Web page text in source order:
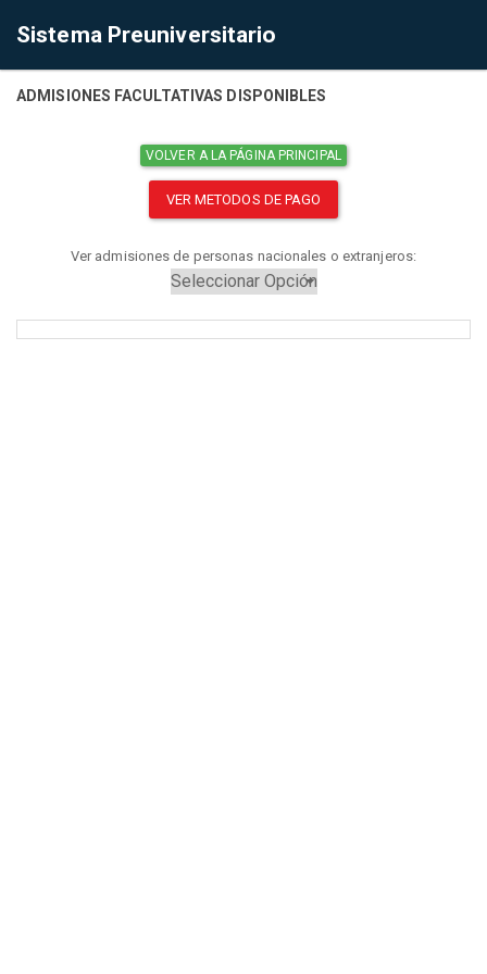
Sistema Preuniversitario
ADMISIONES FACULTATIVAS DISPONIBLES
VOLVER A LA PÁGINA PRINCIPAL
VER METODOS DE PAGO
Ver admisiones de personas nacionales o extranjeros: